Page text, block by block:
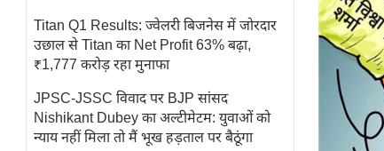
ज्योतिष
प्रभु
धर्मस्थल
व्रत
Titan Q1 Results: ज्वेलरी बिजनेस में जोरदार
उछाल से Titan का Net Profit 63% बढ़ा,
₹1,777 करोड़ रहा मुनाफा
JPSC-JSSC विवाद पर BJP सांसद
Nishikant Dubey का अल्टीमेटम: युवाओं को
न्याय नहीं मिला तो मैं भूख हड़ताल पर बैठूंगा